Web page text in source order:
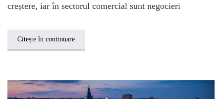
creștere, iar în sectorul comercial sunt negocieri
Citește în continuare